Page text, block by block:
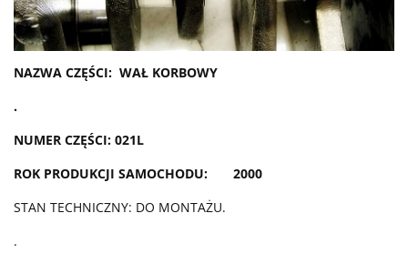
NAZWA CZĘŚCI: WAŁ KORBOWY
.
NUMER CZĘŚCI: 021L
ROK PRODUKCJI SAMOCHODU: 2000
STAN TECHNICZNY: DO MONTAŻU.
.